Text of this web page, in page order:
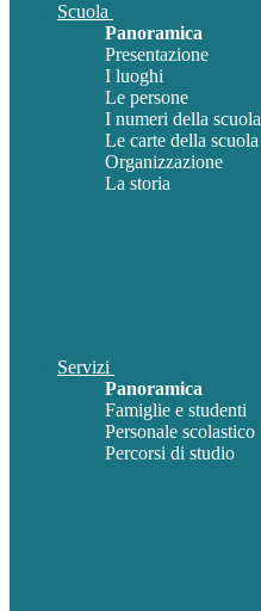
Scuola
Panoramica
Presentazione
I luoghi
Le persone
I numeri della scuola
Le carte della scuola
Organizzazione
La storia
Servizi
Panoramica
Famiglie e studenti
Personale scolastico
Percorsi di studio